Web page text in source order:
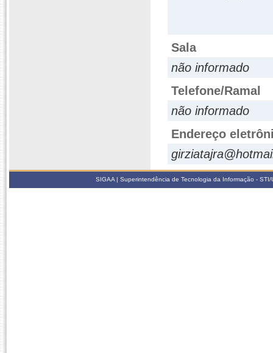
Sala
não informado
Telefone/Ramal
não informado
Endereço
SIGAA | Superintendência de Tecnologia da Informação -